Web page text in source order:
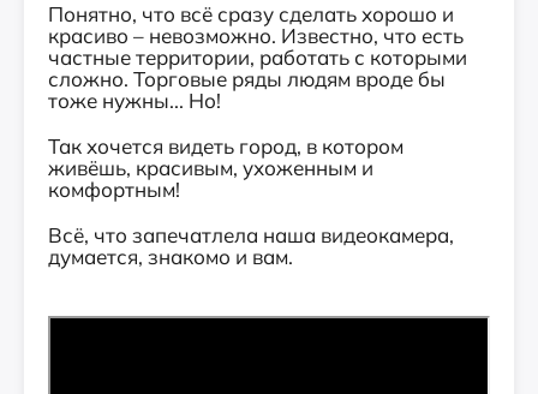
Понятно, что всё сразу сделать хорошо и
красиво – невозможно. Известно, что есть
частные территории, работать с которыми
сложно. Торговые ряды людям вроде бы
тоже нужны... Но!
Так хочется видеть город, в котором
живёшь, красивым, ухоженным и
комфортным!
Всё, что запечатлела наша видеокамера,
думается, знакомо и вам.